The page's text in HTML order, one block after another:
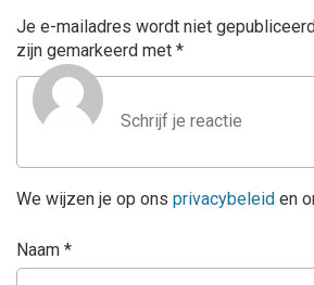
Je e-mailadres wordt niet
zijn gemarkeerd met *
We wijzen je op ons privacybeleid en
Naam *